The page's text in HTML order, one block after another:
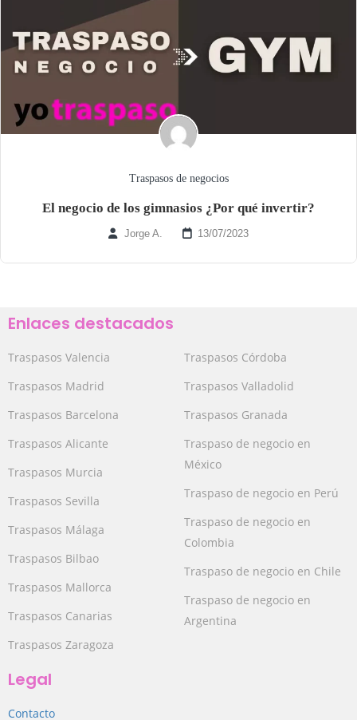
Traspasos de negocios
El negocio de los gimnasios ¿Por qué invertir?
Jorge A. 13/07/2023
Enlaces destacados
Traspasos Valencia
Traspasos Madrid
Traspasos Barcelona
Traspasos Alicante
Traspasos Murcia
Traspasos Sevilla
Traspasos Málaga
Traspasos Bilbao
Traspasos Mallorca
Traspasos Canarias
Traspasos Zaragoza
Traspasos Córdoba
Traspasos Valladolid
Traspasos Granada
Traspaso de negocio en
México
Traspaso de negocio en Perú
Traspaso de negocio en
Colombia
Traspaso de negocio en Chile
Traspaso de negocio en
Argentina
Legal
Contacto